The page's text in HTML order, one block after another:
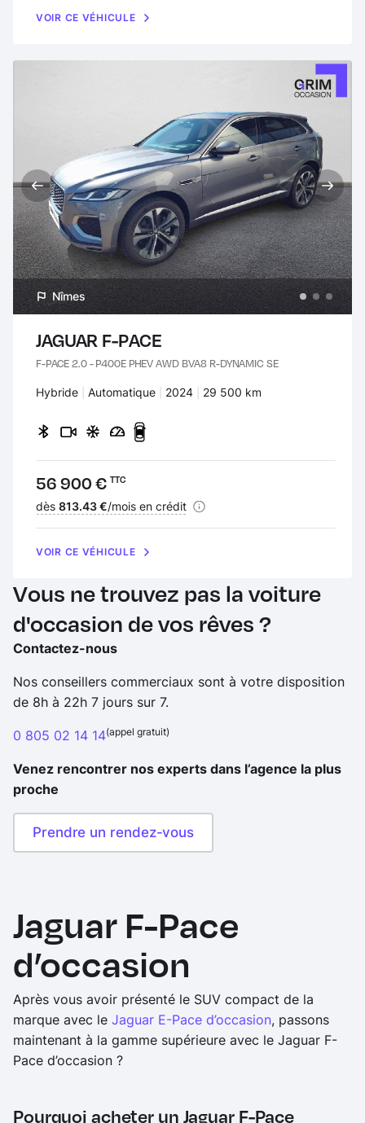
VOIR CE VÉHICULE
Nîmes
JAGUAR F-PACE
F-PACE 2.0 - P400E PHEV AWD BVA8 R-DYNAMIC SE
Carburant :
Hybride Transmission :
Automatique Années :
2024 Kilomètres :
29 500 km
Prix :
56 900 € TTC
Financement :
dès 813.43 €/mois en crédit
VOIR CE VÉHICULE
Vous ne trouvez pas la voiture
d'occasion de vos rêves ?
Contactez-nous
Nos conseillers commerciaux sont à votre disposition
de 8h à 22h 7 jours sur 7.
0 805 02 14 14(appel gratuit)
Venez rencontrer nos experts dans l’agence la plus
proche
Prendre un rendez-vous
Jaguar F-Pace
d’occasion
Après vous avoir présenté le SUV compact de la
marque avec le Jaguar E-Pace d’occasion, passons
maintenant à la gamme supérieure avec le Jaguar F-
Pace d’occasion ?
Pourquoi acheter un Jaguar F-Pace